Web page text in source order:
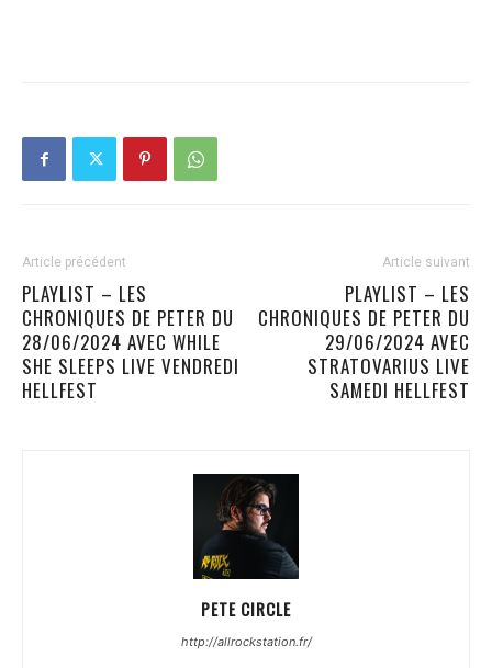
Article précédent
PLAYLIST – LES
CHRONIQUES DE PETER DU
28/06/2024 AVEC WHILE
SHE SLEEPS LIVE VENDREDI
HELLFEST
Article suivant
PLAYLIST – LES
CHRONIQUES DE PETER DU
29/06/2024 AVEC
STRATOVARIUS LIVE
SAMEDI HELLFEST
PETE CIRCLE
http://allrockstation.fr/